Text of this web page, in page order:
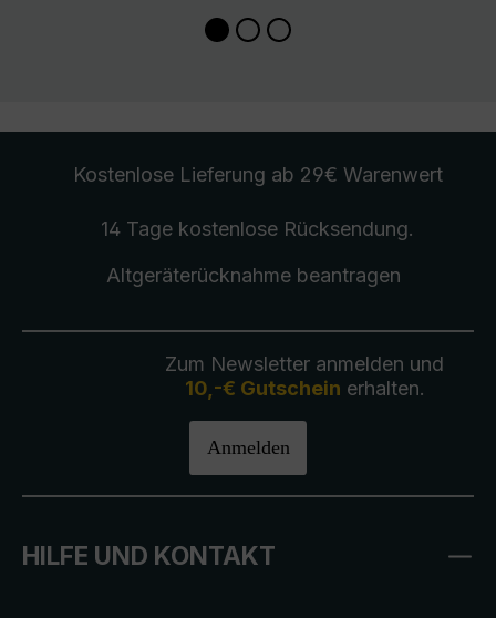
Kostenlose Lieferung ab 29€ Warenwert
14 Tage kostenlose Rücksendung.
Altgeräterücknahmebeantragen
Zum Newsletter anmelden und
10,-€ Gutschein erhalten.
Anmelden
HILFE UND KONTAKT